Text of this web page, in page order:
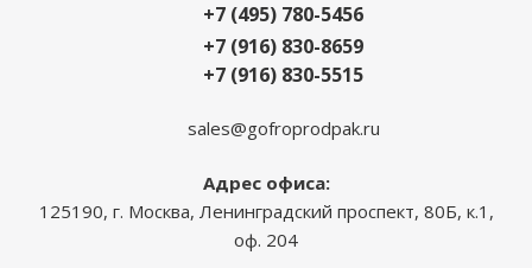
+7 (495) 780-5456
+7 (916) 830-8659
+7 (916) 830-5515
sales@gofroprodpak.ru
Адрес офиса:
125190, г. Москва, Ленинградский проспект, 80Б, к.1,
оф. 204